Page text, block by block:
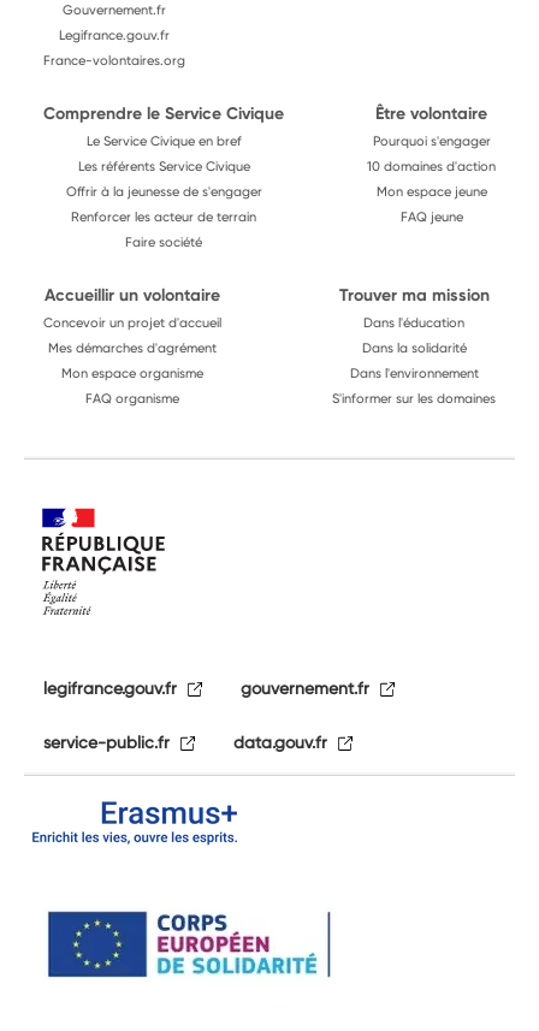
Gouvernement.fr
Legifrance.gouv.fr
France-volontaires.org
Comprendre le Service Civique
Le Service Civique en bref
Les référents Service Civique
Offrir à la jeunesse de s'engager
Renforcer les acteur de terrain
Faire société
Être volontaire
Pourquoi s'engager
10 domaines d'action
Mon espace jeune
FAQ jeune
Accueillir un volontaire
Concevoir un projet d'accueil
Mes démarches d'agrément
Mon espace organisme
FAQ organisme
Trouver ma mission
Dans l'éducation
Dans la solidarité
Dans l'environnement
S'informer sur les domaines
legifrance.gouv.fr gouvernement.fr
service-public.fr data.gouv.fr